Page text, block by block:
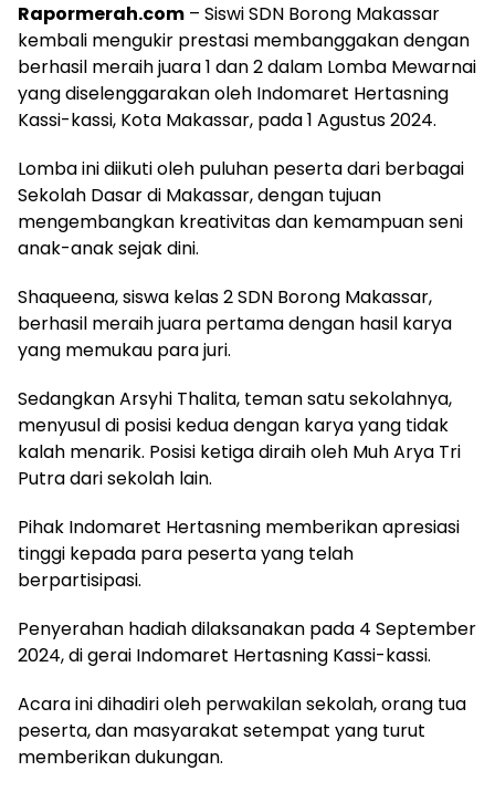
Rapormerah.com – Siswi SDN Borong Makassar
kembali mengukir prestasi membanggakan dengan
berhasil meraih juara 1 dan 2 dalam Lomba Mewarnai
yang diselenggarakan oleh Indomaret Hertasning
Kassi-kassi, Kota Makassar, pada 1 Agustus 2024.
Lomba ini diikuti oleh puluhan peserta dari berbagai
Sekolah Dasar di Makassar, dengan tujuan
mengembangkan kreativitas dan kemampuan seni
anak-anak sejak dini.
Shaqueena, siswa kelas 2 SDN Borong Makassar,
berhasil meraih juara pertama dengan hasil karya
yang memukau para juri.
Sedangkan Arsyhi Thalita, teman satu sekolahnya,
menyusul di posisi kedua dengan karya yang tidak
kalah menarik. Posisi ketiga diraih oleh Muh Arya Tri
Putra dari sekolah lain.
Pihak Indomaret Hertasning memberikan apresiasi
tinggi kepada para peserta yang telah
berpartisipasi.
Penyerahan hadiah dilaksanakan pada 4 September
2024, di gerai Indomaret Hertasning Kassi-kassi.
Acara ini dihadiri oleh perwakilan sekolah, orang tua
peserta, dan masyarakat setempat yang turut
memberikan dukungan.